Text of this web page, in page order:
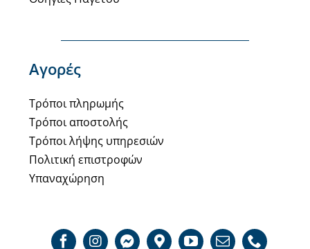
Αγορές
Τρόποι πληρωμής
Τρόποι αποστολής
Τρόποι λήψης υπηρεσιών
Πολιτική επιστροφών
Υπαναχώρηση